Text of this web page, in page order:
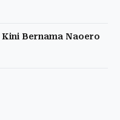
Bernama Naoero